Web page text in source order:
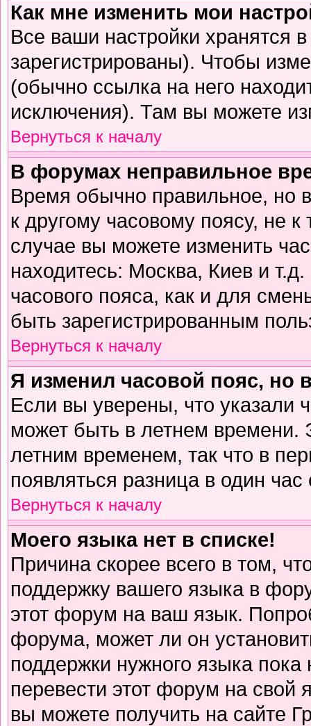
Как мне изменить мои
Все ваши настройки хранятся
зарегистрированы). Чтобы
(обычно ссылка на него
исключения). Там вы можете
Вернуться к началу
В форумах неправильное
Время обычно правильное, но
к другому часовому поясу, не
случае вы можете изменить
находитесь: Москва, Киев и
часового пояса, как и для
быть зарегистрированным
Вернуться к началу
Я изменил часовой пояс, но
Если вы уверены, что указали
может быть в летнем времени.
летним временем, так что в
появляться разница в один
Вернуться к началу
Моего языка нет в списке!
Причина скорее всего в том,
поддержку вашего языка в
этот форум на ваш язык.
форума, может ли он
поддержки нужного языка
перевести этот форум на
вы можете получить на сайте